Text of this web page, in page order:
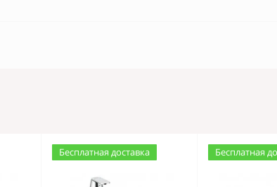
Бесплатная доставка Бесплатная